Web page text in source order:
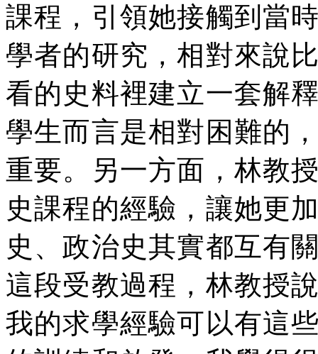
課程，引領她接觸到當
學者的研究，相對來說
看的史料裡建立一套解
學生而言是相對困難的
重要。另一方面，林教
史課程的經驗，讓她更
史、政治史其實都互有
這段受教過程，林教授
我的求學經驗可以有這